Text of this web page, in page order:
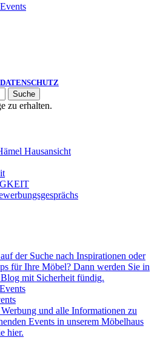
DATENSCHUTZ
Suche
zu erhalten.
der Suche nach Inspirationen oder
für Ihre Möbel? Dann werden Sie in
Blog mit Sicherheit fündig.
und alle Informationen zu
Events in unserem Möbelhaus
hier.